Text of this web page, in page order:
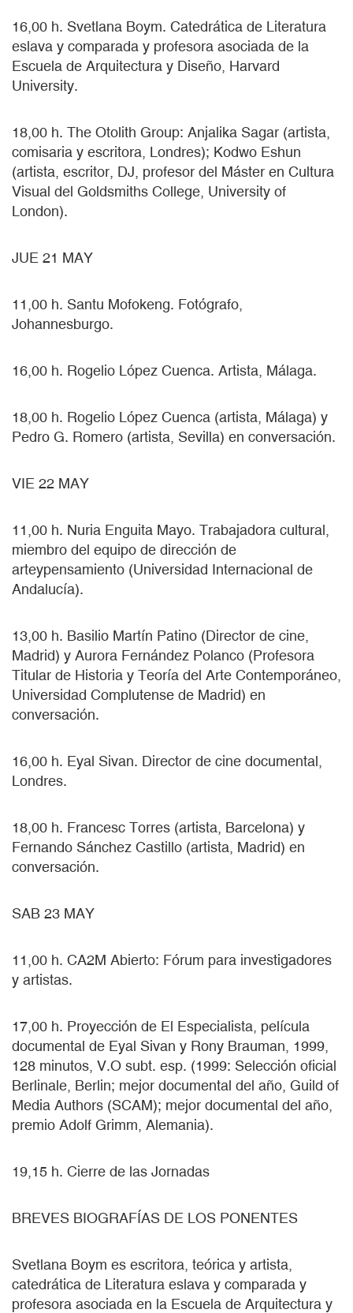
16,00 h. Svetlana Boym. Catedrática de Literatura
eslava y comparada y profesora asociada de la
Escuela de Arquitectura y Diseño, Harvard
University.
18,00 h. The Otolith Group: Anjalika Sagar (artista,
comisaria y escritora, Londres); Kodwo Eshun
(artista, escritor, DJ, profesor del Máster en Cultura
Visual del Goldsmiths College, University of
London).
JUE 21 MAY
11,00 h. Santu Mofokeng. Fotógrafo,
Johannesburgo.
16,00 h. Rogelio López Cuenca. Artista, Málaga.
18,00 h. Rogelio López Cuenca (artista, Málaga) y
Pedro G. Romero (artista, Sevilla) en conversación.
VIE 22 MAY
11,00 h. Nuria Enguita Mayo. Trabajadora cultural,
miembro del equipo de dirección de
arteypensamiento (Universidad Internacional de
Andalucía).
13,00 h. Basilio Martín Patino (Director de cine,
Madrid) y Aurora Fernández Polanco (Profesora
Titular de Historia y Teoría del Arte Contemporáneo,
Universidad Complutense de Madrid) en
conversación.
16,00 h. Eyal Sivan. Director de cine documental,
Londres.
18,00 h. Francesc Torres (artista, Barcelona) y
Fernando Sánchez Castillo (artista, Madrid) en
conversación.
SAB 23 MAY
11,00 h. CA2M Abierto: Fórum para investigadores
y artistas.
17,00 h. Proyección de El Especialista, película
documental de Eyal Sivan y Rony Brauman, 1999,
128 minutos, V.O subt. esp. (1999: Selección oficial
Berlinale, Berlin; mejor documental del año, Guild of
Media Authors (SCAM); mejor documental del año,
premio Adolf Grimm, Alemania).
19,15 h. Cierre de las Jornadas
BREVES BIOGRAFÍAS DE LOS PONENTES
Svetlana Boym es escritora, teórica y artista,
catedrática de Literatura eslava y comparada y
profesora asociada en la Escuela de Arquitectura y